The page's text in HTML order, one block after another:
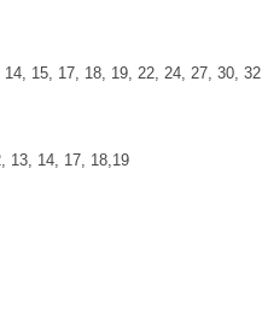
15, 17, 18, 19, 22, 24, 27, 30, 32
13, 14, 17, 18,19